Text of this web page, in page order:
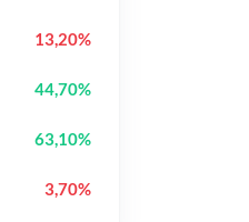
13,20%
44,70%
63,10%
3,70%